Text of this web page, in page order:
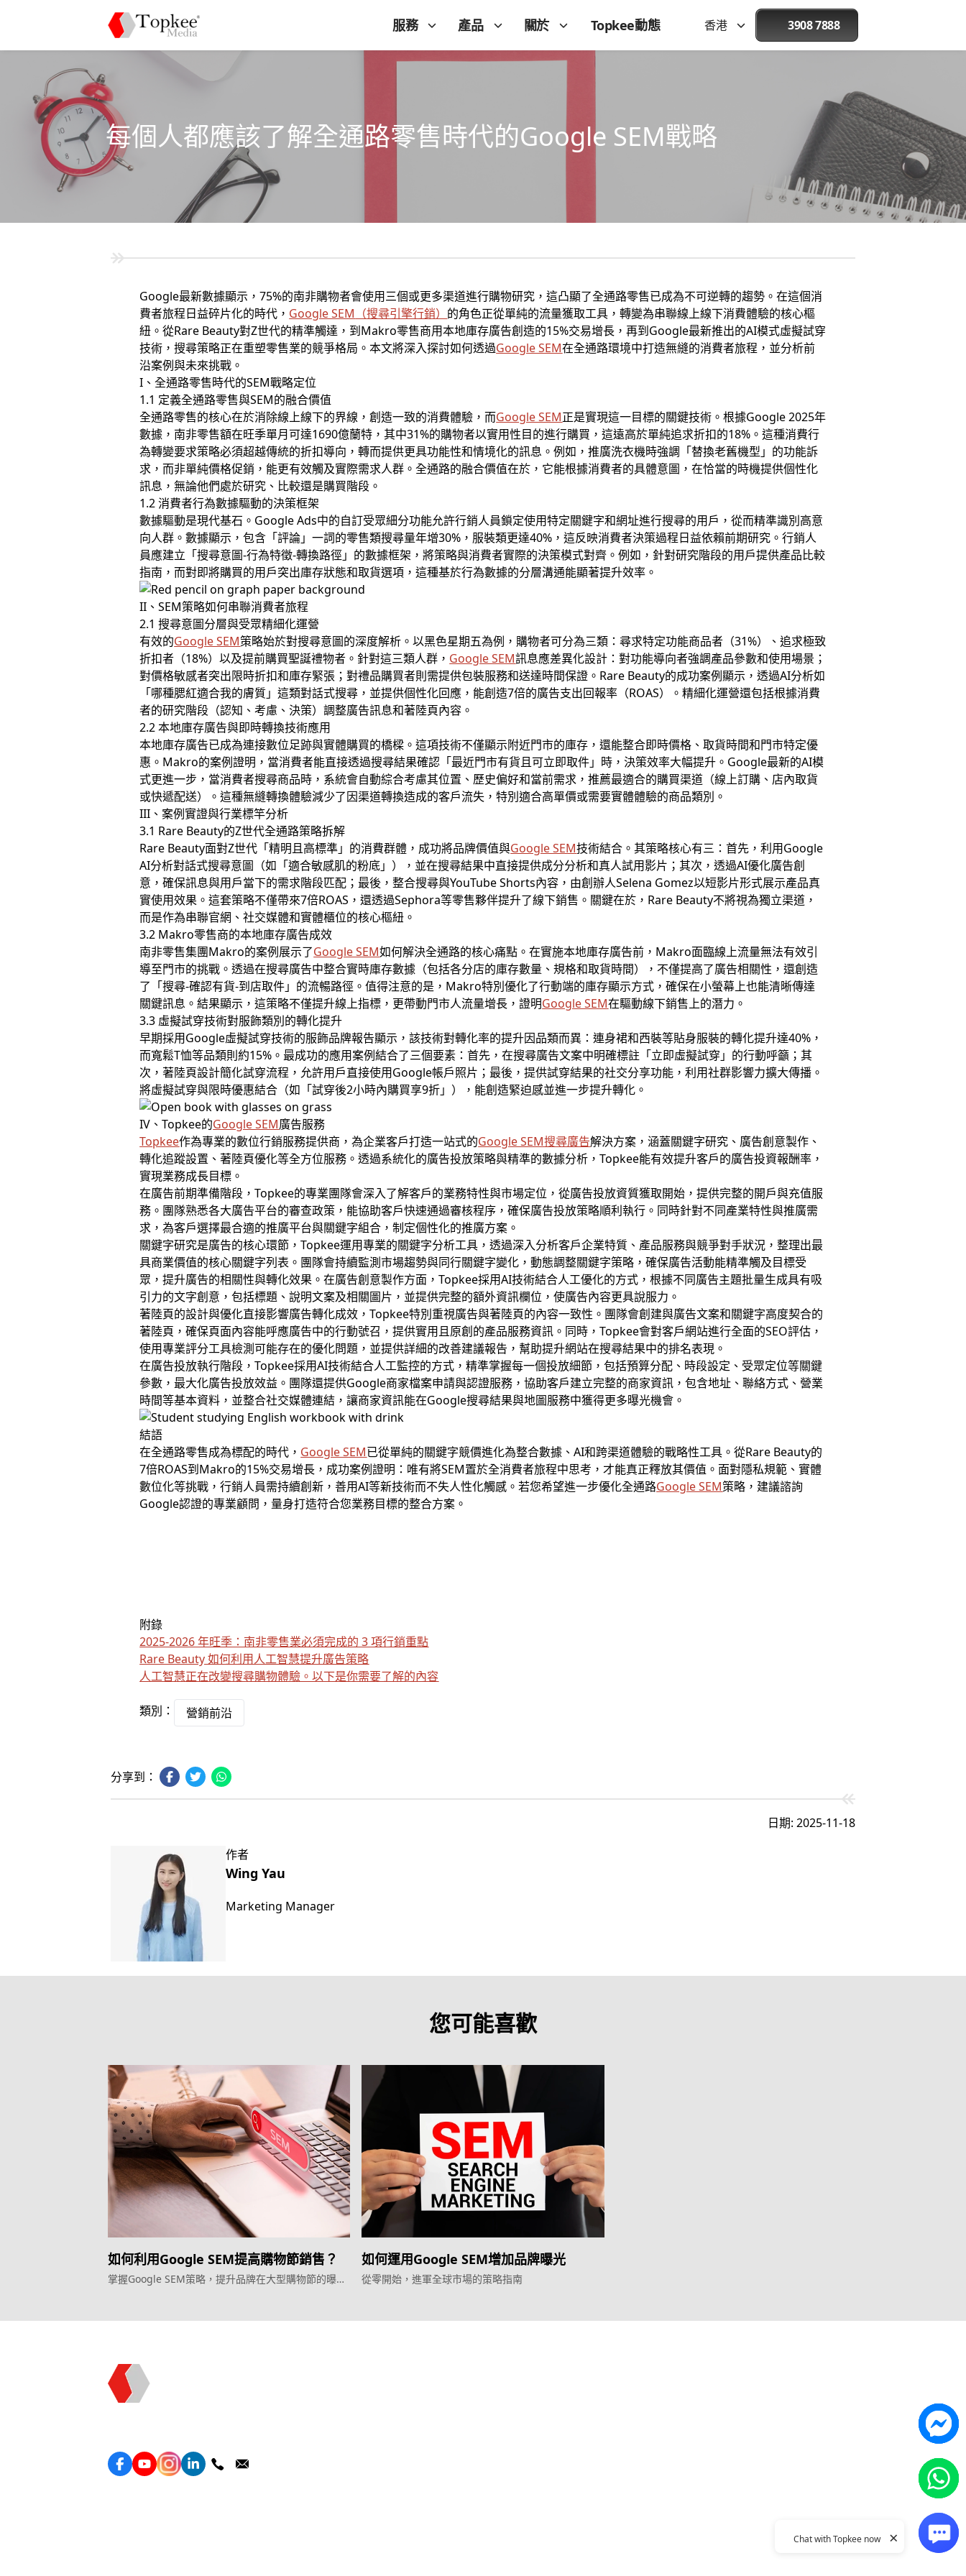
服務 產品 關於 Topkee動態 香港 3908 7888
每個人都應該了解全通路零售時代的Google SEM戰略
Google最新數據顯示，75%的南非購物者會使用三個或更多渠道進行購物研究，這凸顯了全通路零售已成為不可逆轉的趨勢。在這個消
費者旅程日益碎片化的時代， Google SEM （搜尋引擎行銷） 的角色正從單純的流量獲取工具，轉變為串聯線上線下消費體驗的核心樞
紐。從Rare Beauty對Z世代的精準觸達，到Makro零售商用本地庫存廣告創造的15%交易增長，再到Google最新推出的AI模式虛擬試穿
技術，搜尋策略正在重塑零售業的競爭格局。本文將深入探討如何透過Google SEM在全通路環境中打造無縫的消費者旅程，並分析前
沿案例與未來挑戰。
I、全通路零售時代的SEM戰略定位
1.1 定義全通路零售與SEM的融合價值
全通路零售的核心在於消除線上線下的界線，創造一致的消費體驗，而Google SEM正是實現這一目標的關鍵技術。根據Google 2025年
數據，南非零售額在旺季單月可達1690億蘭特，其中31%的購物者以實用性目的進行購買，這遠高於單純追求折扣的18%。這種消費行
為轉變要求策略必須超越傳統的折扣導向，轉而提供更具功能性和情境化的訊息。例如，推廣洗衣機時強調「替換老舊機型」的功能訴
求，而非單純價格促銷，能更有效觸及實際需求人群。全通路的融合價值在於，它能根據消費者的具體意圖，在恰當的時機提供個性化
訊息，無論他們處於研究、比較還是購買階段。
1.2 消費者行為數據驅動的決策框架
數據驅動是現代基石。Google Ads中的自訂受眾細分功能允許行銷人員鎖定使用特定關鍵字和網址進行搜尋的用戶，從而精準識別高意
向人群。數據顯示，包含「評論」一詞的零售類搜尋量年增30%，服裝類更達40%，這反映消費者決策過程日益依賴前期研究。行銷人
員應建立「搜尋意圖-行為特徵-轉換路徑」的數據框架，將策略與消費者實際的決策模式對齊。例如，針對研究階段的用戶提供產品比較
指南，而對即將購買的用戶突出庫存狀態和取貨選項，這種基於行為數據的分層溝通能顯著提升效率。
II、SEM策略如何串聯消費者旅程
2.1 搜尋意圖分層與受眾精細化運營
有效的Google SEM策略始於對搜尋意圖的深度解析。以黑色星期五為例，購物者可分為三類：尋求特定功能商品者（31%）、追求極致
折扣者（18%）以及提前購買聖誕禮物者。針對這三類人群， Google SEM訊息應差異化設計：對功能導向者強調產品參數和使用場景；
對價格敏感者突出限時折扣和庫存緊張；對禮品購買者則需提供包裝服務和送達時間保證。Rare Beauty的成功案例顯示，透過AI分析如
「哪種腮紅適合我的膚質」這類對話式搜尋，並提供個性化回應，能創造7倍的廣告支出回報率（ROAS）。精細化運營還包括根據消費
者的研究階段（認知、考慮、決策）調整廣告訊息和著陸頁內容。
2.2 本地庫存廣告與即時轉換技術應用
本地庫存廣告已成為連接數位足跡與實體購買的橋樑。這項技術不僅顯示附近門市的庫存，還能整合即時價格、取貨時間和門市特定優
惠。Makro的案例證明，當消費者能直接透過搜尋結果確認「最近門市有貨且可立即取件」時，決策效率大幅提升。Google最新的AI模
式更進一步，當消費者搜尋商品時，系統會自動綜合考慮其位置、歷史偏好和當前需求，推薦最適合的購買渠道（線上訂購、店內取貨
或快遞配送）。這種無縫轉換體驗減少了因渠道轉換造成的客戶流失，特別適合高單價或需要實體體驗的商品類別。
III、案例實證與行業標竿分析
3.1 Rare Beauty的Z世代全通路策略拆解
Rare Beauty面對Z世代「精明且高標準」的消費群體，成功將品牌價值與Google SEM技術結合。其策略核心有三：首先，利用Google
AI分析對話式搜尋意圖（如「適合敏感肌的粉底」），並在搜尋結果中直接提供成分分析和真人試用影片；其次，透過AI優化廣告創
意，確保訊息與用戶當下的需求階段匹配；最後，整合搜尋與YouTube Shorts內容，由創辦人Selena Gomez以短影片形式展示產品真
實使用效果。這套策略不僅帶來7倍ROAS，還透過Sephora等零售夥伴提升了線下銷售。關鍵在於，Rare Beauty不將視為獨立渠道，
而是作為串聯官網、社交媒體和實體櫃位的核心樞紐。
3.2 Makro零售商的本地庫存廣告成效
南非零售集團Makro的案例展示了Google SEM如何解決全通路的核心痛點。在實施本地庫存廣告前，Makro面臨線上流量無法有效引
導至門市的挑戰。透過在搜尋廣告中整合實時庫存數據（包括各分店的庫存數量、規格和取貨時間），不僅提高了廣告相關性，還創造
了「搜尋-確認有貨-到店取件」的流暢路徑。值得注意的是，Makro特別優化了行動端的庫存顯示方式，確保在小螢幕上也能清晰傳達
關鍵訊息。結果顯示，這策略不僅提升線上指標，更帶動門市人流量增長，證明Google SEM在驅動線下銷售上的潛力。
3.3 虛擬試穿技術對服飾類別的轉化提升
早期採用Google虛擬試穿技術的服飾品牌報告顯示，該技術對轉化率的提升因品類而異：連身裙和西裝等貼身服裝的轉化提升達40%，
而寬鬆T恤等品類則約15%。最成功的應用案例結合了三個要素：首先，在搜尋廣告文案中明確標註「立即虛擬試穿」的行動呼籲；其
次，著陸頁設計簡化試穿流程，允許用戶直接使用Google帳戶照片；最後，提供試穿結果的社交分享功能，利用社群影響力擴大傳播。
將虛擬試穿與限時優惠結合（如「試穿後2小時內購買享9折」），能創造緊迫感並進一步提升轉化。
IV、Topkee的Google SEM廣告服務
Topkee作為專業的數位行銷服務提供商，為企業客戶打造一站式的Google SEM搜尋廣告解決方案，涵蓋關鍵字研究、廣告創意製作、
轉化追蹤設置、著陸頁優化等全方位服務。透過系統化的廣告投放策略與精準的數據分析，Topkee能有效提升客戶的廣告投資報酬率，
實現業務成長目標。
在廣告前期準備階段，Topkee的專業團隊會深入了解客戶的業務特性與市場定位，從廣告投放資質獲取開始，提供完整的開戶與充值服
務。團隊熟悉各大廣告平台的審查政策，能協助客戶快速通過審核程序，確保廣告投放策略順利執行。同時針對不同產業特性與推廣需
求，為客戶選擇最合適的推廣平台與關鍵字組合，制定個性化的推廣方案。
關鍵字研究是廣告的核心環節，Topkee運用專業的關鍵字分析工具，透過深入分析客戶企業特質、產品服務與競爭對手狀況，整理出最
具商業價值的核心關鍵字列表。團隊會持續監測市場趨勢與同行關鍵字變化，動態調整關鍵字策略，確保廣告活動能精準觸及目標受
眾，提升廣告的相關性與轉化效果。在廣告創意製作方面，Topkee採用AI技術結合人工優化的方式，根據不同廣告主題批量生成具有吸
引力的文字創意，包括標題、說明文案及相關圖片，並提供完整的額外資訊欄位，使廣告內容更具說服力。
著陸頁的設計與優化直接影響廣告轉化成效，Topkee特別重視廣告與著陸頁的內容一致性。團隊會創建與廣告文案和關鍵字高度契合的
著陸頁，確保頁面內容能呼應廣告中的行動號召，提供實用且原創的產品服務資訊。同時，Topkee會對客戶網站進行全面的SEO評估，
使用專業評分工具檢測可能存在的優化問題，並提供詳細的改善建議報告，幫助提升網站在搜尋結果中的排名表現。
在廣告投放執行階段，Topkee採用AI技術結合人工監控的方式，精準掌握每一個投放細節，包括預算分配、時段設定、受眾定位等關鍵
參數，最大化廣告投放效益。團隊還提供Google商家檔案申請與認證服務，協助客戶建立完整的商家資訊，包含地址、聯絡方式、營業
時間等基本資料，並整合社交媒體連結，讓商家資訊能在Google搜尋結果與地圖服務中獲得更多曝光機會。
結語
在全通路零售成為標配的時代， Google SEM已從單純的關鍵字競價進化為整合數據、AI和跨渠道體驗的戰略性工具。從Rare Beauty的
7倍ROAS到Makro的15%交易增長，成功案例證明：唯有將SEM置於全消費者旅程中思考，才能真正釋放其價值。面對隱私規範、實體
數位化等挑戰，行銷人員需持續創新，善用AI等新技術而不失人性化觸感。若您希望進一步優化全通路Google SEM策略，建議諮詢
Google認證的專業顧問，量身打造符合您業務目標的整合方案。
附錄
2025-2026 年旺季：南非零售業必須完成的 3 項行銷重點
Rare Beauty 如何利用人工智慧提升廣告策略
人工智慧正在改變搜尋購物體驗。以下是你需要了解的內容
類別： 營銷前沿
分享到：
日期: 2025-11-18
作者
Wing Yau
Marketing Manager
您可能喜歡
如何利用Google SEM提高購物節銷售？
掌握Google SEM策略，提升品牌在大型購物節的曝光
如何運用Google SEM增加品牌曝光
從零開始，進軍全球市場的策略指南
×
Chat with Topkee now